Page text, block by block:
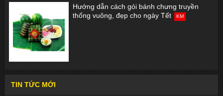
Hướng dẫn cách gói bánh chưng truyền
thống vuông, đẹp cho ngày Tết
KM
TIN TỨC MỚI